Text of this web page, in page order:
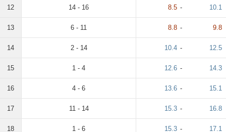
12 14 - 16 8.5 - 10.1
13 6 - 11 8.8 - 9.8
14 2 - 14 10.4 - 12.5
15 1 - 4 12.6 - 14.3
16 4 - 6 13.6 - 15.1
17 11 - 14 15.3 - 16.8
18 1 - 6 15.3 - 17.1